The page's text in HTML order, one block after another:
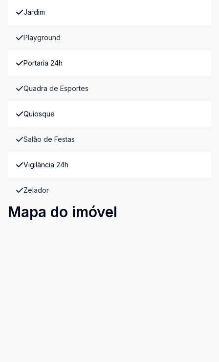
Jardim
Playground
Portaria 24h
Quadra de Esportes
Quiosque
Salão de Festas
Vigilância 24h
Zelador
Mapa do imóvel